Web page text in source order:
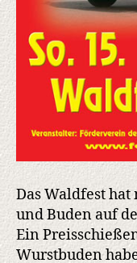
Das Waldfest
und Buden auf
Ein
Wurstbuden